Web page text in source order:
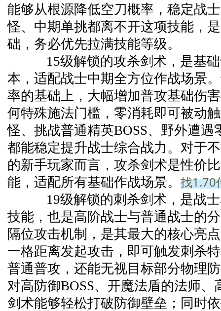
能够从根源降低空刀概率，稳定战
怪、中期单挑都离不开这项技能，
础，务必优先拉满技能等级。
15级解锁的攻杀剑术，是基础
本，适配战士中期全方位作战场景
率的基础上，大幅增加普攻基础伤
何特殊施法门槛，零消耗即可被动
怪、挑战普通精英BOSS、野外遭遇
都能稳定提升战士综合战力。对于
的新手玩家而言，攻杀剑术是性价
能，适配所有基础作战场景。 找1.70
19级解锁的刺杀剑术，是战士
技能，也是高阶战士与普通战士的
隔位攻击机制，是其最大的核心亮
一格距离发起攻击，即可触发刺杀
普通普攻，还能无视目标部分物理
对高防御BOSS、开魔法盾的法师、
剑术能够轻松打破防御壁垒；同时